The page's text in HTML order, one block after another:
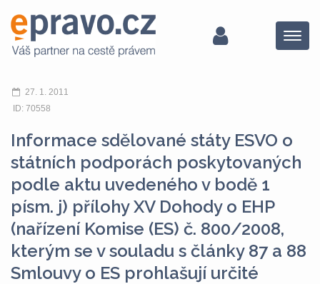
Menu
27. 1. 2011
ID: 70558
Informace sdělované státy ESVO o
státních podporách poskytovaných
podle aktu uvedeného v bodě 1
písm. j) přílohy XV Dohody o EHP
(nařízení Komise (ES) č. 800/2008,
kterým se v souladu s články 87 a 88
Smlouvy o ES prohlašují určité